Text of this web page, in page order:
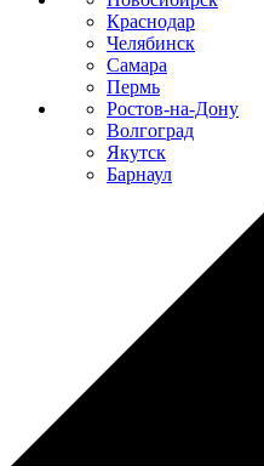
Краснодар
Челябинск
Самара
Пермь
Ростов-на-Дону
Волгоград
Якутск
Барнаул